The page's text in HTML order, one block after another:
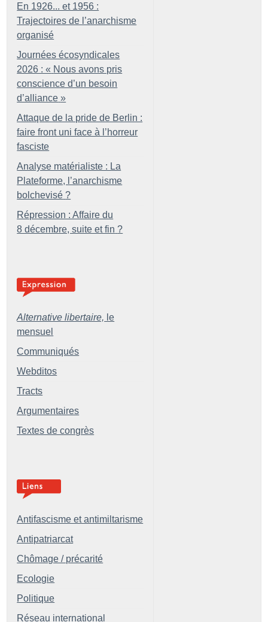
En 1926... et 1956 :
Trajectoires de l’anarchisme
organisé
Journées écosyndicales
2026 : « Nous avons pris
conscience d’un besoin
d’alliance »
Attaque de la pride de Berlin :
faire front uni face à l’horreur
fasciste
Analyse matérialiste : La
Plateforme, l’anarchisme
bolchevisé ?
Répression : Affaire du
8 décembre, suite et fin ?
Alternative libertaire, le
mensuel
Communiqués
Webditos
Tracts
Argumentaires
Textes de congrès
Antifascisme et antimiltarisme
Antipatriarcat
Chômage / précarité
Ecologie
Politique
Réseau international